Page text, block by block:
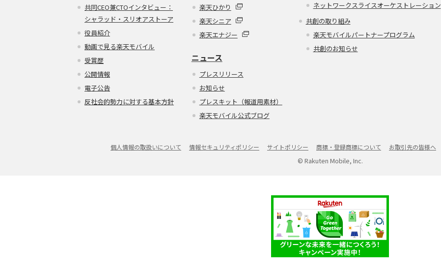
共同CEO兼CTOインタビュー：
シャラッド・スリオアストーア
役員紹介
動画で見る楽天モバイル
受賞歴
公開情報
電子公告
反社会的勢力に対する基本方針
楽天ひかり
楽天シニア
楽天エナジー
ニュース
プレスリリース
お知らせ
プレスキット（報道用素材）
楽天モバイル公式ブログ
ネットワークスライスオーケストレーション
共創の取り組み
楽天モバイルパートナープログラム
共創のお知らせ
個人情報の取扱いについて 情報セキュリティポリシー サイトポリシー 商標・登録商標について お取引先の皆様へ
© Rakuten Mobile, Inc.